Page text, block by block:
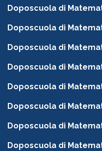
Doposcuola di
Doposcuola di
Doposcuola di
Doposcuola di
Doposcuola di
Doposcuola di
Doposcuola di
Doposcuola di